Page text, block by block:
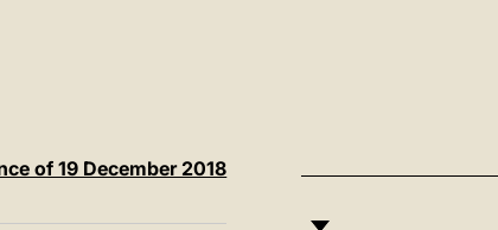
of 19 December 2018